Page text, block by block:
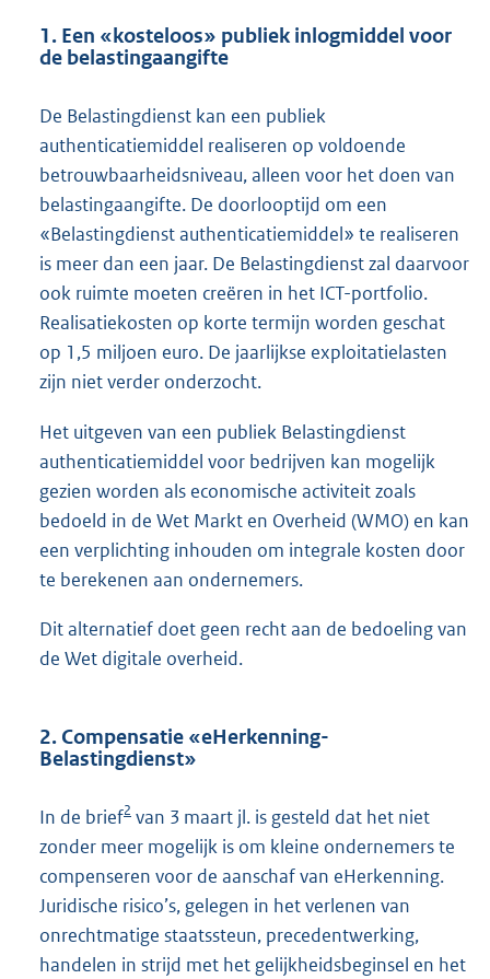
1. Een «kosteloos» publiek inlogmiddel voor
de belastingaangifte
De Belastingdienst kan een publiek
authenticatiemiddel realiseren op voldoende
betrouwbaarheidsniveau, alleen voor het doen van
belastingaangifte. De doorlooptijd om een
«Belastingdienst authenticatiemiddel» te realiseren
is meer dan een jaar. De Belastingdienst zal daarvoor
ook ruimte moeten creëren in het ICT-portfolio.
Realisatiekosten op korte termijn worden geschat
op 1,5 miljoen euro. De jaarlijkse exploitatielasten
zijn niet verder onderzocht.
Het uitgeven van een publiek Belastingdienst
authenticatiemiddel voor bedrijven kan mogelijk
gezien worden als economische activiteit zoals
bedoeld in de Wet Markt en Overheid (WMO) en kan
een verplichting inhouden om integrale kosten door
te berekenen aan ondernemers.
Dit alternatief doet geen recht aan de bedoeling van
de Wet digitale overheid.
2. Compensatie «eHerkenning-
Belastingdienst»
In de brief2 van 3 maart jl. is gesteld dat het niet
zonder meer mogelijk is om kleine ondernemers te
compenseren voor de aanschaf van eHerkenning.
Juridische risico’s, gelegen in het verlenen van
onrechtmatige staatssteun, precedentwerking,
handelen in strijd met het gelijkheidsbeginsel en het